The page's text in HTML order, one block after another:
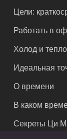
Цели:
Работать в
Холод и
Идеальная
О времени
В каком
Секреты Ци